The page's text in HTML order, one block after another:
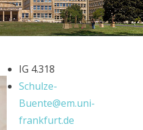
IG 4.318
Schulze-
Buente@em.uni-
frankfurt.de